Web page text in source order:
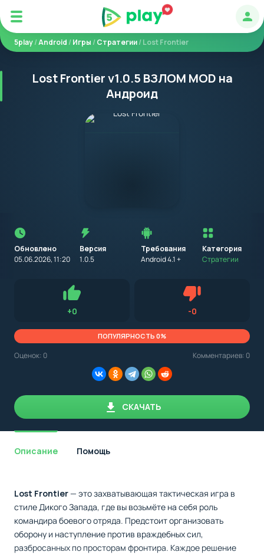
5play/Android /Игры /Стратегии/ Lost Frontier
Lost Frontier v1.0.5 ВЗЛОМ MOD на
Андроид
Обновлено
05.06.2026, 11:20
Версия
1.0.5
Требования
Android 4.1 +
установкой
приложения
на
устройство
с
указываем
минимальные
необходимые
Категория
Стратегии
обращать внимание на установленную версию Android
OS. Мы указываем минимально необходимую версию для
+0Нравится -0Не нравится
ПОПУЛЯРНОСТЬ 0%
Оценок: 0 Комментариев: 0
СКАЧАТЬ
Описание Помощь
Lost Frontier— это захватывающая тактическая игра в
стиле Дикого Запада, где вы возьмёте на себя роль
командира боевого отряда. Предстоит организовать
оборону и наступление против враждебных сил,
разбросанных по просторам фронтира. Каждое решение